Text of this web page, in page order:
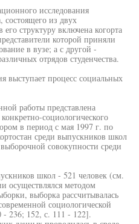
исследования
состоящего из двух
структуру включена когорта
которой приняли
в вузе; а с другой -
отрядов студенчества.
выступает процесс социальных
работы представлена
социологического
в период с мая 1997 г. по
среди выпускников школ
совокупности среди
школ - 521 человек (см.
методом
выборка рассчитывалась
социологической
- 236; 152, с. 111 - 122].